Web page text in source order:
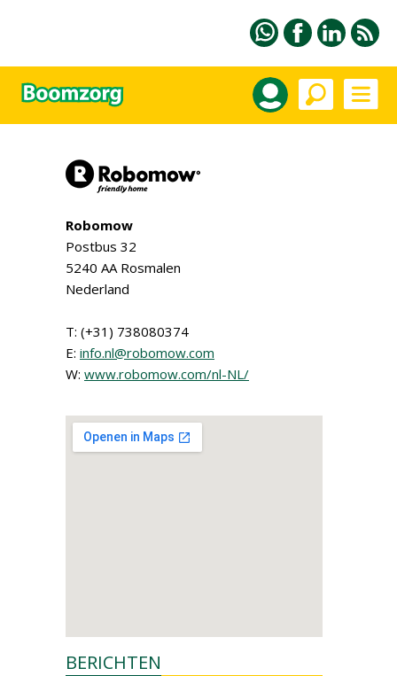
Robomow
Postbus 32
5240 AA Rosmalen
Nederland
T: (+31) 738080374
E: info.nl@robomow.com
W: www.robomow.com/nl-NL/
BERICHTEN